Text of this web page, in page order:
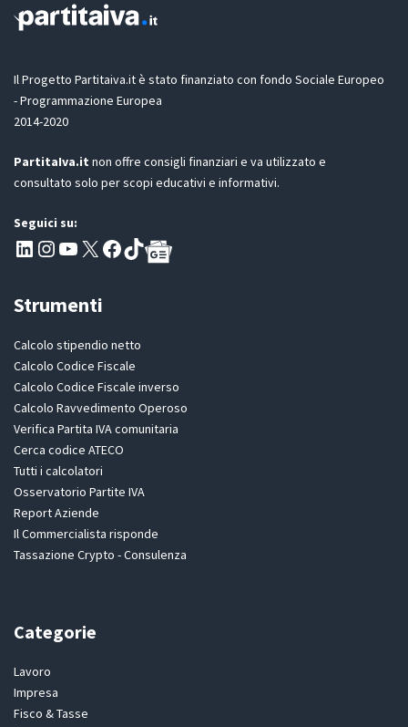
tn
D
R
*
Il Progetto Partitaiva.it è stato finanziato con fondo Sociale Europeo
- Programmazione Europea
2014-2020
PartitaIva.it non offre consigli finanziari e va utilizzato e
consultato solo per scopi educativi e informativi.
Seguici su:
Pagina LinkedIn PartitaIva
Instagram
Canale YouTube Evoluzione - Partitaiva.it
X Segui PartitaIva su Facebook
TikTok
Strumenti
Calcolo stipendio netto
Calcolo Codice Fiscale
Calcolo Codice Fiscale inverso
Calcolo Ravvedimento Operoso
Verifica Partita IVA comunitaria
Cerca codice ATECO
Tutti i calcolatori
Osservatorio Partite IVA
Report Aziende
Il Commercialista risponde
Tassazione Crypto - Consulenza
Categorie
Lavoro
Impresa
Fisco & Tasse